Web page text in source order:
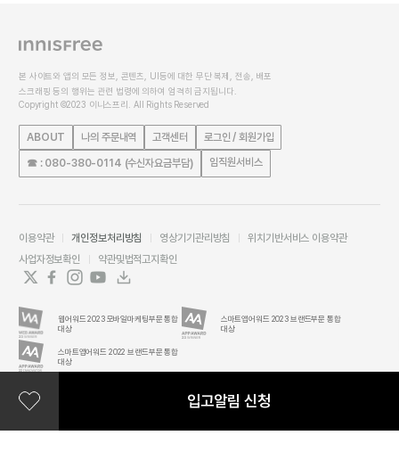
입고알림 신청
본 사이트와 앱의 모든 정보, 콘텐츠, UI등에 대한 무단 복제, 전송, 배포
스크래핑 등의 행위는 관련 법령에 의하여 엄격히 금지됩니다.
Copyright ©2023 이니스프리. All Rights Reserved
ABOUT 나의 주문내역 고객센터 로그인 / 회원가입
☎ : 080-380-0114 (수신자요금부담) 임직원서비스
이용약관 개인정보처리방침 영상기기관리방침
위치기반서비스 이용약관
사업자정보확인
약관및법적고지확인
웹어워드 2023 모바일마케팅부문 통합
대상
스마트앱어워드 2023 브랜드부문 통합
대상
스마트앱어워드 2022 브랜드부문 통합
대상